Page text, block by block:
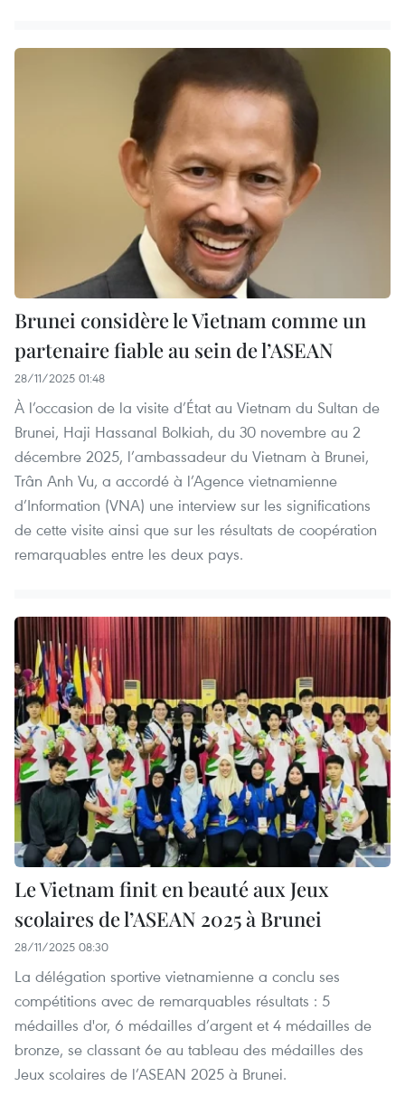
Brunei considère le Vietnam comme un
partenaire fiable au sein de l’ASEAN
28/11/2025 01:48
À l’occasion de la visite d’État au Vietnam du Sultan de
Brunei, Haji Hassanal Bolkiah, du 30 novembre au 2
décembre 2025, l’ambassadeur du Vietnam à Brunei,
Trân Anh Vu, a accordé à l’Agence vietnamienne
d’Information (VNA) une interview sur les significations
de cette visite ainsi que sur les résultats de coopération
remarquables entre les deux pays.
Le Vietnam finit en beauté aux Jeux
scolaires de l’ASEAN 2025 à Brunei
28/11/2025 08:30
La délégation sportive vietnamienne a conclu ses
compétitions avec de remarquables résultats : 5
médailles d'or, 6 médailles d’argent et 4 médailles de
bronze, se classant 6e au tableau des médailles des
Jeux scolaires de l’ASEAN 2025 à Brunei.